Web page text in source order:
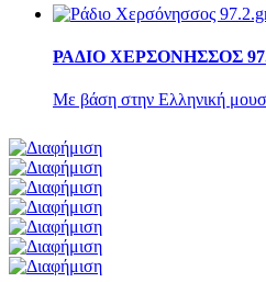
ΡΑΔΙΟ ΧΕΡΣΟΝΗΣΣΟΣ
Με βάση στην Ελληνική